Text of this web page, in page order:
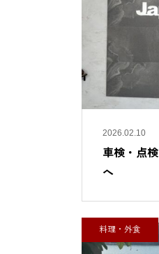
2026.02.10
車検・点
へ
料理・外食